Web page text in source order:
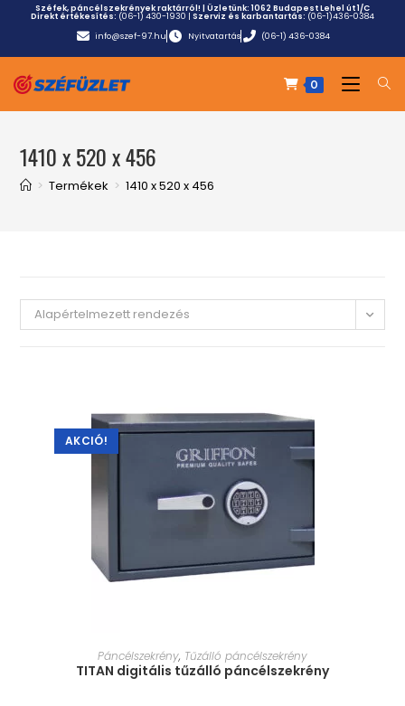
Széfek, páncélszekrények raktárról! | Üzletünk:1062 Budapest Lehel út 1/C
Direkt értékesítés: (06-1) 430-1930 | Szerviz és karbantartás: (06-1)436-0384
info@szef-97.hu
Nyitvatartás (06-1) 436-0384
0
1410 x 520 x 456
> Termékek > 1410 x 520 x 456
Alapértelmezett rendezés
AKCIÓ!
MÉRET VÁLASZTÁSA
Páncélszekrény, Tűzálló páncélszekrény
TITAN digitális tűzálló páncélszekrény